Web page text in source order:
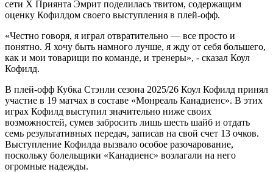
сети X Приянта Эмрит поделилась твитом, содержащим
оценку Кофилдом своего выступления в плей-офф.
«Честно говоря, я играл отвратительно — все просто и
понятно. Я хочу быть намного лучше, я жду от себя большего,
как и мои товарищи по команде, и тренеры», - сказал Коул
Кофилд.
В плей-офф Кубка Стэнли сезона 2025/26 Коул Кофилд принял
участие в 19 матчах в составе «Монреаль Канадиенс». В этих
играх Кофилд выступил значительно ниже своих
возможностей, сумев забросить лишь шесть шайб и отдать
семь результативных передач, записав на свой счет 13 очков.
Выступление Кофилда вызвало особое разочарование,
поскольку болельщики «Канадиенс» возлагали на него
огромные надежды.